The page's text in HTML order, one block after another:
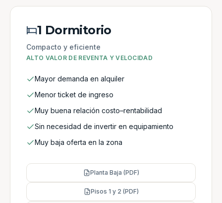
1 Dormitorio
Compacto y eficiente
ALTO VALOR DE REVENTA Y VELOCIDAD
Mayor demanda en alquiler
Menor ticket de ingreso
Muy buena relación costo–rentabilidad
Sin necesidad de invertir en equipamiento
Muy baja oferta en la zona
Planta Baja (PDF)
Pisos 1 y 2 (PDF)